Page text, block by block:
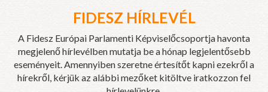
FIDESZ HÍRLEVÉL
A Fidesz Európai Parlamenti Képviselőcsoportja havonta
megjelenő hírlevélben mutatja be a hónap legjelentősebb
eseményeit. Amennyiben szeretne értesítőt kapni ezekről a
hírekről, kérjük az alábbi mezőket kitöltve iratkozzon fel